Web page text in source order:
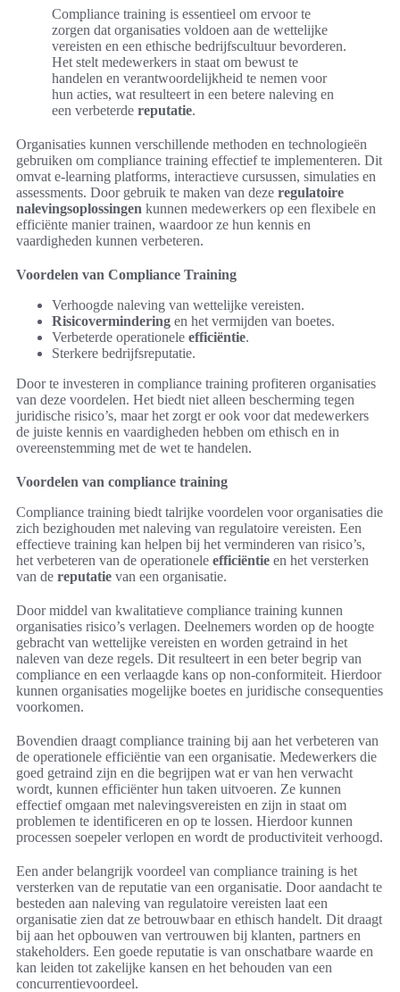
Compliance training is essentieel om ervoor te
zorgen dat organisaties voldoen aan de wettelijke
vereisten en een ethische bedrijfscultuur bevorderen.
Het stelt medewerkers in staat om bewust te
handelen en verantwoordelijkheid te nemen voor
hun acties, wat resulteert in een betere naleving en
een verbeterde reputatie.
Organisaties kunnen verschillende methoden en technologieën
gebruiken om compliance training effectief te implementeren. Dit
omvat e-learning platforms, interactieve cursussen, simulaties en
assessments. Door gebruik te maken van deze regulatoire
nalevingsoplossingen kunnen medewerkers op een flexibele en
efficiënte manier trainen, waardoor ze hun kennis en
vaardigheden kunnen verbeteren.
Voordelen van Compliance Training
Verhoogde naleving van wettelijke vereisten.
Risicovermindering en het vermijden van boetes.
Verbeterde operationele efficiëntie.
Sterkere bedrijfsreputatie.
Door te investeren in compliance training profiteren organisaties
van deze voordelen. Het biedt niet alleen bescherming tegen
juridische risico’s, maar het zorgt er ook voor dat medewerkers
de juiste kennis en vaardigheden hebben om ethisch en in
overeenstemming met de wet te handelen.
Voordelen van compliance training
Compliance training biedt talrijke voordelen voor organisaties die
zich bezighouden met naleving van regulatoire vereisten. Een
effectieve training kan helpen bij het verminderen van risico’s,
het verbeteren van de operationele efficiëntie en het versterken
van de reputatie van een organisatie.
Door middel van kwalitatieve compliance training kunnen
organisaties risico’s verlagen. Deelnemers worden op de hoogte
gebracht van wettelijke vereisten en worden getraind in het
naleven van deze regels. Dit resulteert in een beter begrip van
compliance en een verlaagde kans op non-conformiteit. Hierdoor
kunnen organisaties mogelijke boetes en juridische consequenties
voorkomen.
Bovendien draagt compliance training bij aan het verbeteren van
de operationele efficiëntie van een organisatie. Medewerkers die
goed getraind zijn en die begrijpen wat er van hen verwacht
wordt, kunnen efficiënter hun taken uitvoeren. Ze kunnen
effectief omgaan met nalevingsvereisten en zijn in staat om
problemen te identificeren en op te lossen. Hierdoor kunnen
processen soepeler verlopen en wordt de productiviteit verhoogd.
Een ander belangrijk voordeel van compliance training is het
versterken van de reputatie van een organisatie. Door aandacht te
besteden aan naleving van regulatoire vereisten laat een
organisatie zien dat ze betrouwbaar en ethisch handelt. Dit draagt
bij aan het opbouwen van vertrouwen bij klanten, partners en
stakeholders. Een goede reputatie is van onschatbare waarde en
kan leiden tot zakelijke kansen en het behouden van een
concurrentievoordeel.